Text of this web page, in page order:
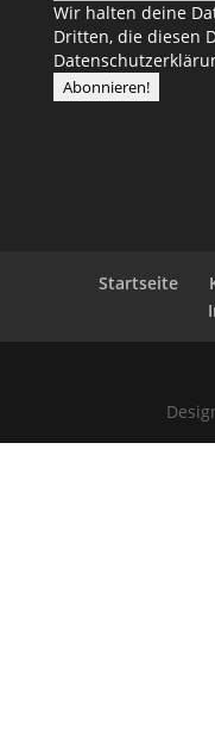
Wir halten deine
Dritten, die diesen
Startseite